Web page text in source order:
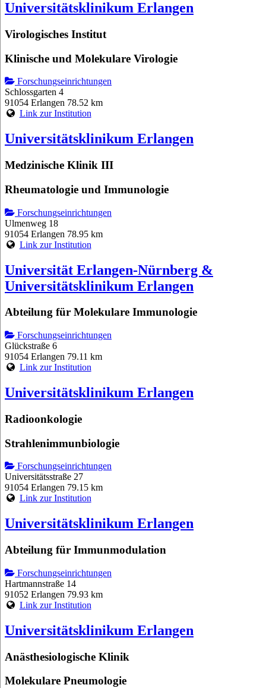
Universitätsklinikum Erlangen
Virologisches Institut
Klinische und Molekulare Virologie
Forschungseinrichtungen
Schlossgarten 4
91054 Erlangen 78.52 km
Link zur Institution
Universitätsklinikum Erlangen
Medzinische Klinik III
Rheumatologie und Immunologie
Forschungseinrichtungen
Ulmenweg 18
91054 Erlangen 78.95 km
Link zur Institution
Universität Erlangen-Nürnberg &
Universitätsklinikum Erlangen
Abteilung für Molekulare Immunologie
Forschungseinrichtungen
Glückstraße 6
91054 Erlangen 79.11 km
Link zur Institution
Universitätsklinikum Erlangen
Radioonkologie
Strahlenimmunbiologie
Forschungseinrichtungen
Universitätsstraße 27
91054 Erlangen 79.15 km
Link zur Institution
Universitätsklinikum Erlangen
Abteilung für Immunmodulation
Forschungseinrichtungen
Hartmannstraße 14
91052 Erlangen 79.93 km
Link zur Institution
Universitätsklinikum Erlangen
Anästhesiologische Klinik
Molekulare Pneumologie